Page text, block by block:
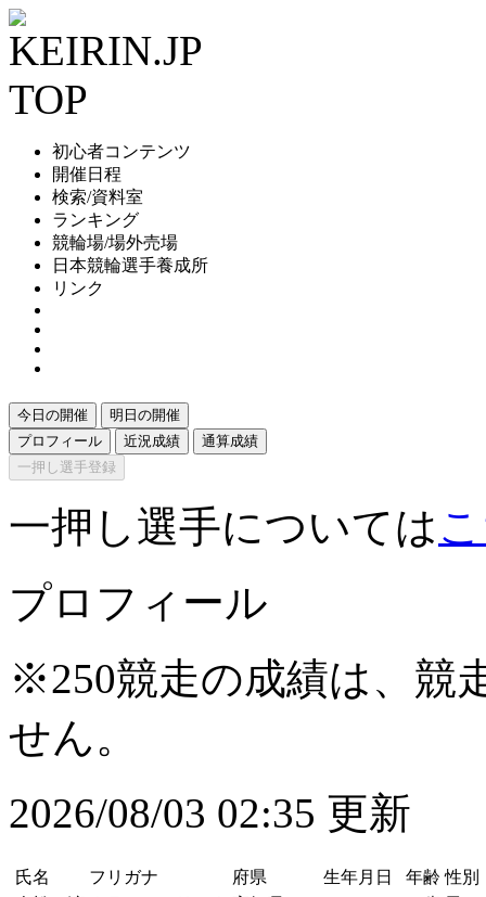
初心者コンテンツ
開催日程
検索/資料室
ランキング
競輪場/場外売場
日本競輪選手養成所
リンク
今日の開催
明日の開催
プロフィール
近況成績
通算成績
一押し選手登録
一押し選手については
プロフィール
※250競走の成績は、競
せん。
2026/08/03 02:35 更新
氏名 フリガナ 府県 生年月日 年齢 性別